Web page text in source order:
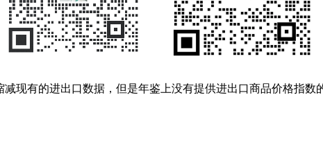
现有的进出口数据，但是年鉴上没有提供进出口商品价格指